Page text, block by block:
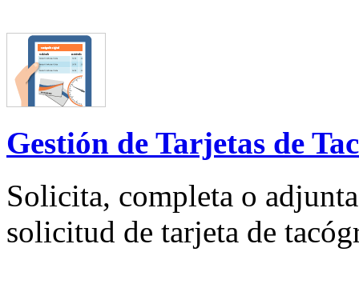
Gestión de Tarjetas de
Solicita, completa o
solicitud de tarjeta de